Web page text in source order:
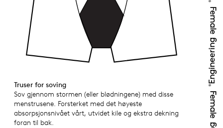
Truser for soving
Sov gjennom stormen (eller blødningene) med disse
menstrusene. Forsterket med det høyeste
absorpsjonsnivået vårt, utvidet kile og ekstra dekning
foran til bak.